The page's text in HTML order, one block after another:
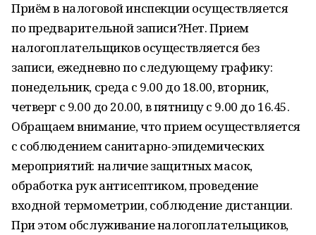
Приём в налоговой инспекции осуществляется
по предварительной записи?Нет. Прием
налогоплательщиков осуществляется без
записи, ежедневно по следующему графику:
понедельник, среда с 9.00 до 18.00, вторник,
четверг с 9.00 до 20.00, в пятницу с 9.00 до 16.45.
Обращаем внимание, что прием осуществляется
с соблюдением санитарно-эпидемических
мероприятий: наличие защитных масок,
обработка рук антисептиком, проведение
входной термометрии, соблюдение дистанции.
При этом обслуживание налогоплательщиков,